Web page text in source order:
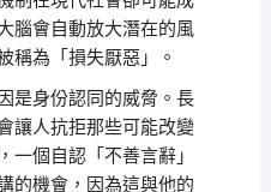
腦會自動放大潛在的風
稱為「損失厭惡」。
是身份認同的威脅。長
讓人抗拒那些可能改變
一個自認「不善言辭」
的機會，因為這與他的